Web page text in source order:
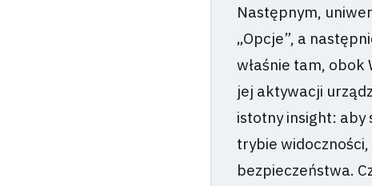
Następnym,
„Opcje”, a
właśnie tam,
jej aktywacji
istotny insight: aby
trybie
bezpieczeństwa.